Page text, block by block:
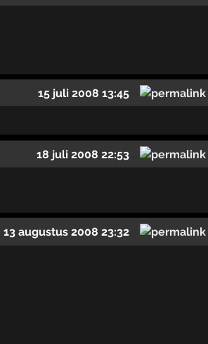
15 juli 2008 13:45
18 juli 2008 22:53
13 augustus 2008 23:32